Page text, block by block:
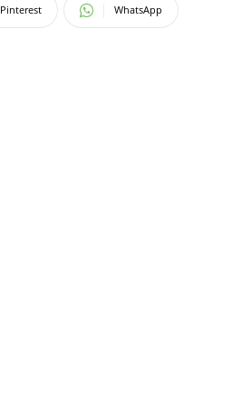
Pinterest WhatsApp